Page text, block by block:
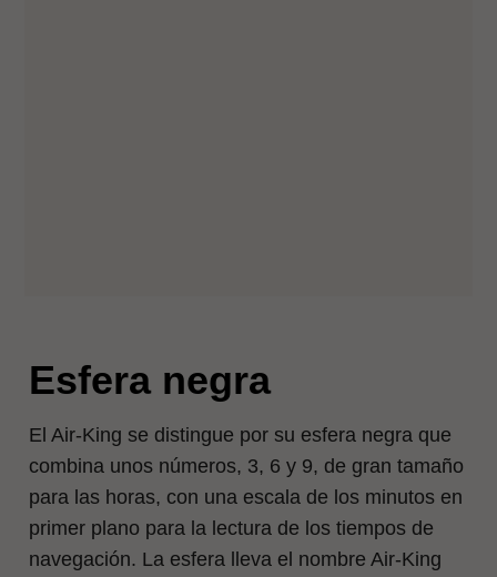
Esfera negra
El Air‑King se distingue por su esfera negra que
combina unos números, 3, 6 y 9, de gran tamaño
para las horas, con una escala de los minutos en
primer plano para la lectura de los tiempos de
navegación. La esfera lleva el nombre Air‑King